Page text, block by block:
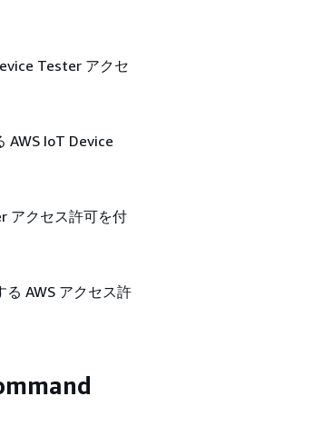
Tester アクセ
AWS IoT Device
アクセス許可を付
AWS アクセス許